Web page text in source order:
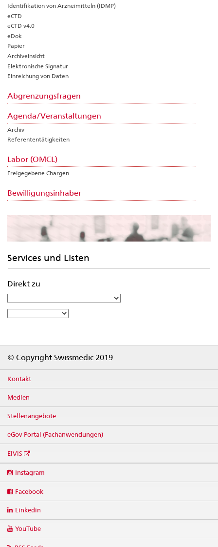
Identifikation von Arzneimitteln (IDMP)
eCTD
eCTD v4.0
eDok
Papier
Archiveinsicht
Elektronische Signatur
Einreichung von Daten
Abgrenzungsfragen
Agenda/Veranstaltungen
Archiv
Referententätigkeiten
Labor (OMCL)
Freigegebene Chargen
Bewilligungsinhaber
Services und Listen
Direkt zu
Bewilligungen
© Copyright Swissmedic 2019
Kontakt
Medien
Stellenangebote
eGov-Portal (Fachanwendungen)
ElViS
media
Instagram
Facebook
Linkedin
YouTube